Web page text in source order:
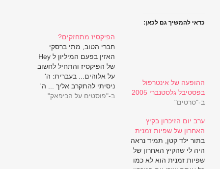
כדאי להמשיך גם לכאן:
ההופעה של אינטרפול
בפסטיבל גלסטנברי 2005
ב-"סרטים"
הפיקסיז מתחזקים?
חברי הטוב, מתי ברסקי
האזין בפעם המיליון ל Hey
של הפיקסיז והתחיל לחשוב
על אלוהים... בעברית: ה'
ניסיתי להתקרב אליך ... ה'
– זה בטח השטן שבינינו או
ב-"פוסטים על הכיפאק"
ערב יום הזיכרון בקיץ
האחרון של שפיות זמנית
בתור ילד קטן, תמיד נראה
היה לי שהקיץ האחרון של
שפיות זמנית הוא לא כמו